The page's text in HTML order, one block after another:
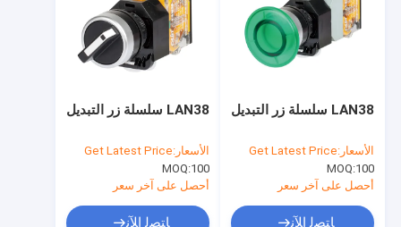
LAN38 سلسلة زر التبديل
الأسعار:Get Latest Price
MOQ:100
أحصل على آخر سعر
ﺎﺘﺼﻟ ﺍﻶﻧ
LAN38 سلسلة زر التبديل
الأسعار:Get Latest Price
MOQ:100
أحصل على آخر سعر
ﺎﺘﺼﻟ ﺍﻶﻧ